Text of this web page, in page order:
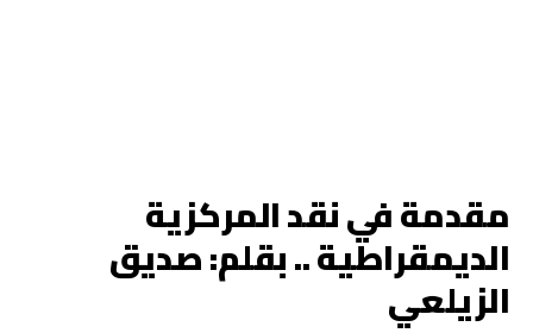
مقدمة في نقد المركزية
الديمقراطية .. بقلم: صديق
الزيلعي